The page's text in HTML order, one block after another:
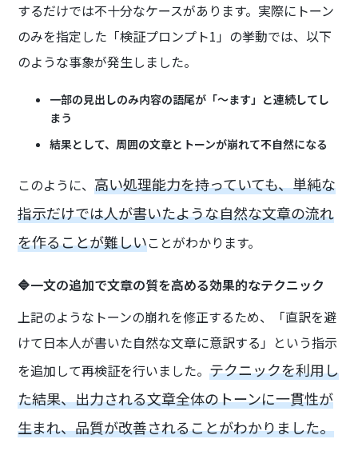
するだけでは不十分なケースがあります。実際にトーン
のみを指定した「検証プロンプト1」の挙動では、以下
のような事象が発生しました。
一部の見出しのみ内容の語尾が「～ます」と連続してし
まう
結果として、周囲の文章とトーンが崩れて不自然になる
このように、高い処理能力を持っていても、単純な
指示だけでは人が書いたような自然な文章の流れ
を作ることが難しいことがわかります。
🔷一文の追加で文章の質を高める効果的なテクニック
上記のようなトーンの崩れを修正するため、「直訳を避
けて日本人が書いた自然な文章に意訳する」という指示
を追加して再検証を行いました。テクニックを利用し
た結果、出力される文章全体のトーンに一貫性が
生まれ、品質が改善されることがわかりました。